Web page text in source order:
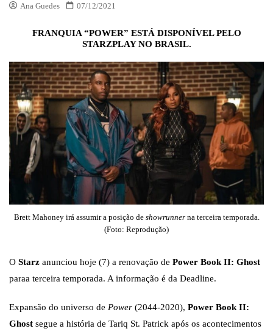
Ana Guedes 07/12/2021
FRANQUIA “POWER” ESTÁ DISPONÍVEL PELO
STARZPLAY NO BRASIL.
Brett Mahoney irá assumir a posição de showrunnerna terceira temporada.
(Foto: Reprodução)
O Starz anunciou hoje (7) a renovação de Power Book II: Ghost
paraa terceira temporada. A informação é da Deadline.
Expansão do universo de Power (2044-2020), Power Book II:
Ghost segue a história de Tariq St. Patrick após os acontecimentos